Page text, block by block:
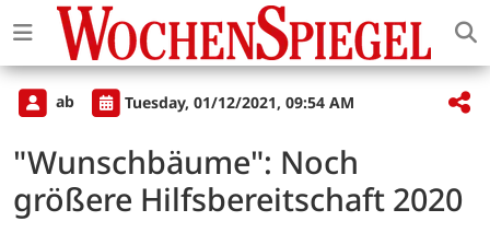
ab Tuesday, 01/12/2021, 09:54 AM
"Wunschbäume": Noch
größere Hilfsbereitschaft 2020